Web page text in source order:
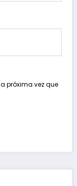
próxima vez que